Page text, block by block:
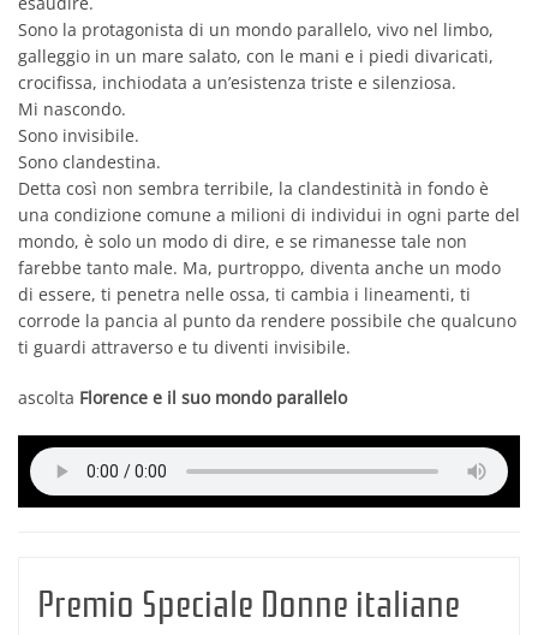
Sono la protagonista di un mondo parallelo, vivo nel limbo,
galleggio in un mare salato, con le mani e i piedi divaricati,
crocifissa, inchiodata a un’esistenza triste e silenziosa.
Mi nascondo.
Sono invisibile.
Sono clandestina.
Detta così non sembra terribile, la clandestinità in fondo è
una condizione comune a milioni di individui in ogni parte del
mondo, è solo un modo di dire, e se rimanesse tale non
farebbe tanto male. Ma, purtroppo, diventa anche un modo
di essere, ti penetra nelle ossa, ti cambia i lineamenti, ti
corrode la pancia al punto da rendere possibile che qualcuno
ti guardi attraverso e tu diventi invisibile.
ascolta Florence e il suo mondo parallelo
Premio Speciale Donne italiane